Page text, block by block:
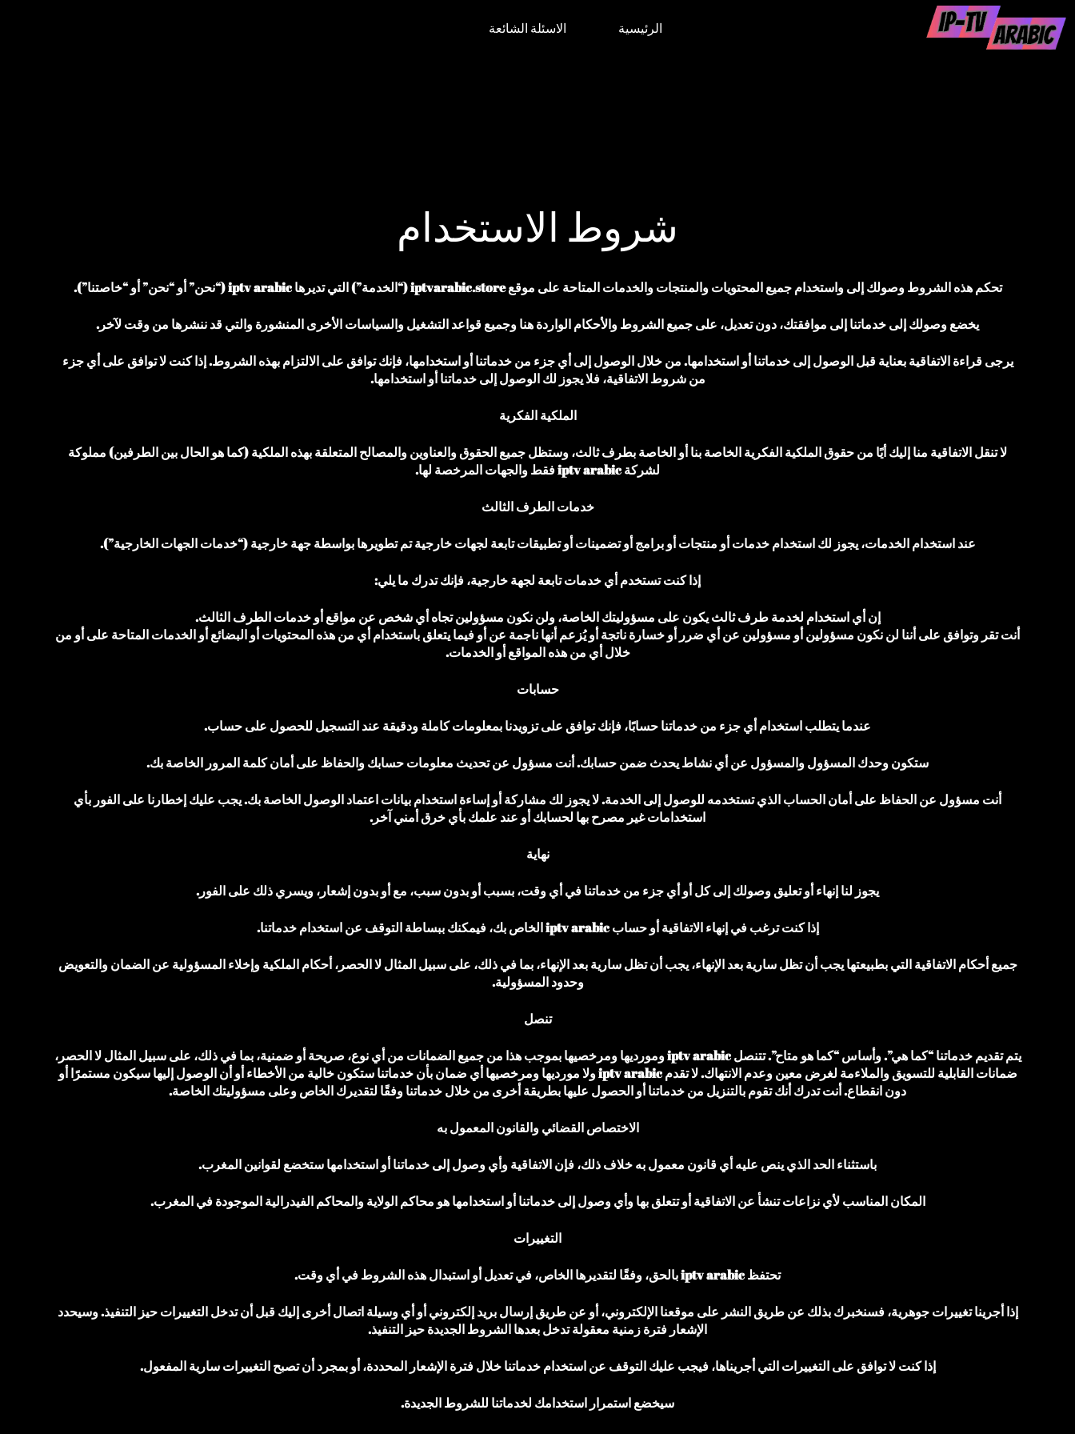
الرئيسية الاسئلة الشائعة
شروط الاستخدام
تحكم هذه الشروط وصولك إلى واستخدام جميع المحتويات والمنتجات والخدمات المتاحة على موقع iptvarabic.store (“الخدمة”) التي تديرها iptv arabic (“نحن” أو “نحن” أو “خاصتنا”).
يخضع وصولك إلى خدماتنا إلى موافقتك، دون تعديل، على جميع الشروط والأحكام الواردة هنا وجميع قواعد التشغيل والسياسات الأخرى المنشورة والتي قد ننشرها من وقت لآخر.
يرجى قراءة الاتفاقية بعناية قبل الوصول إلى خدماتنا أو استخدامها. من خلال الوصول إلى أي جزء من خدماتنا أو استخدامها، فإنك توافق على الالتزام بهذه الشروط. إذا كنت لا توافق على أي جزء
من شروط الاتفاقية، فلا يجوز لك الوصول إلى خدماتنا أو استخدامها.
الملكية الفكرية
لا تنقل الاتفاقية منا إليك أيًا من حقوق الملكية الفكرية الخاصة بنا أو الخاصة بطرف ثالث، وستظل جميع الحقوق والعناوين والمصالح المتعلقة بهذه الملكية (كما هو الحال بين الطرفين) مملوكة
لشركة iptv arabic فقط والجهات المرخصة لها.
خدمات الطرف الثالث
عند استخدام الخدمات، يجوز لك استخدام خدمات أو منتجات أو برامج أو تضمينات أو تطبيقات تابعة لجهات خارجية تم تطويرها بواسطة جهة خارجية (“خدمات الجهات الخارجية”).
إذا كنت تستخدم أي خدمات تابعة لجهة خارجية، فإنك تدرك ما يلي:
إن أي استخدام لخدمة طرف ثالث يكون على مسؤوليتك الخاصة، ولن نكون مسؤولين تجاه أي شخص عن مواقع أو خدمات الطرف الثالث.
أنت تقر وتوافق على أننا لن نكون مسؤولين أو مسؤولين عن أي ضرر أو خسارة ناتجة أو يُزعم أنها ناجمة عن أو فيما يتعلق باستخدام أي من هذه المحتويات أو البضائع أو الخدمات المتاحة على أو من
خلال أي من هذه المواقع أو الخدمات.
حسابات
عندما يتطلب استخدام أي جزء من خدماتنا حسابًا، فإنك توافق على تزويدنا بمعلومات كاملة ودقيقة عند التسجيل للحصول على حساب.
ستكون وحدك المسؤول والمسؤول عن أي نشاط يحدث ضمن حسابك. أنت مسؤول عن تحديث معلومات حسابك والحفاظ على أمان كلمة المرور الخاصة بك.
أنت مسؤول عن الحفاظ على أمان الحساب الذي تستخدمه للوصول إلى الخدمة. لا يجوز لك مشاركة أو إساءة استخدام بيانات اعتماد الوصول الخاصة بك. يجب عليك إخطارنا على الفور بأي
استخدامات غير مصرح بها لحسابك أو عند علمك بأي خرق أمني آخر.
نهاية
يجوز لنا إنهاء أو تعليق وصولك إلى كل أو أي جزء من خدماتنا في أي وقت، بسبب أو بدون سبب، مع أو بدون إشعار، ويسري ذلك على الفور.
إذا كنت ترغب في إنهاء الاتفاقية أو حساب iptv arabic الخاص بك، فيمكنك ببساطة التوقف عن استخدام خدماتنا.
جميع أحكام الاتفاقية التي بطبيعتها يجب أن تظل سارية بعد الإنهاء، يجب أن تظل سارية بعد الإنهاء، بما في ذلك، على سبيل المثال لا الحصر، أحكام الملكية وإخلاء المسؤولية عن الضمان والتعويض
وحدود المسؤولية.
تنصل
يتم تقديم خدماتنا “كما هي”. وأساس “كما هو متاح”. تتنصل iptv arabic ومورديها ومرخصيها بموجب هذا من جميع الضمانات من أي نوع، صريحة أو ضمنية، بما في ذلك، على سبيل المثال لا الحصر،
ضمانات القابلية للتسويق والملاءمة لغرض معين وعدم الانتهاك. لا تقدم iptv arabic ولا مورديها ومرخصيها أي ضمان بأن خدماتنا ستكون خالية من الأخطاء أو أن الوصول إليها سيكون مستمرًا أو
دون انقطاع. أنت تدرك أنك تقوم بالتنزيل من خدماتنا أو الحصول عليها بطريقة أخرى من خلال خدماتنا وفقًا لتقديرك الخاص وعلى مسؤوليتك الخاصة.
الاختصاص القضائي والقانون المعمول به
باستثناء الحد الذي ينص عليه أي قانون معمول به خلاف ذلك، فإن الاتفاقية وأي وصول إلى خدماتنا أو استخدامها ستخضع لقوانين المغرب.
المكان المناسب لأي نزاعات تنشأ عن الاتفاقية أو تتعلق بها وأي وصول إلى خدماتنا أو استخدامها هو محاكم الولاية والمحاكم الفيدرالية الموجودة في المغرب.
التغييرات
تحتفظ iptv arabic بالحق، وفقًا لتقديرها الخاص، في تعديل أو استبدال هذه الشروط في أي وقت.
إذا أجرينا تغييرات جوهرية، فسنخبرك بذلك عن طريق النشر على موقعنا الإلكتروني، أو عن طريق إرسال بريد إلكتروني أو أي وسيلة اتصال أخرى إليك قبل أن تدخل التغييرات حيز التنفيذ. وسيحدد
الإشعار فترة زمنية معقولة تدخل بعدها الشروط الجديدة حيز التنفيذ.
إذا كنت لا توافق على التغييرات التي أجريناها، فيجب عليك التوقف عن استخدام خدماتنا خلال فترة الإشعار المحددة، أو بمجرد أن تصبح التغييرات سارية المفعول.
سيخضع استمرار استخدامك لخدماتنا للشروط الجديدة.